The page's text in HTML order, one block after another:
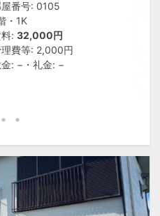
番号: 0105
・1K
: 32,000円
費等: 2,000円
金: −・礼金: −